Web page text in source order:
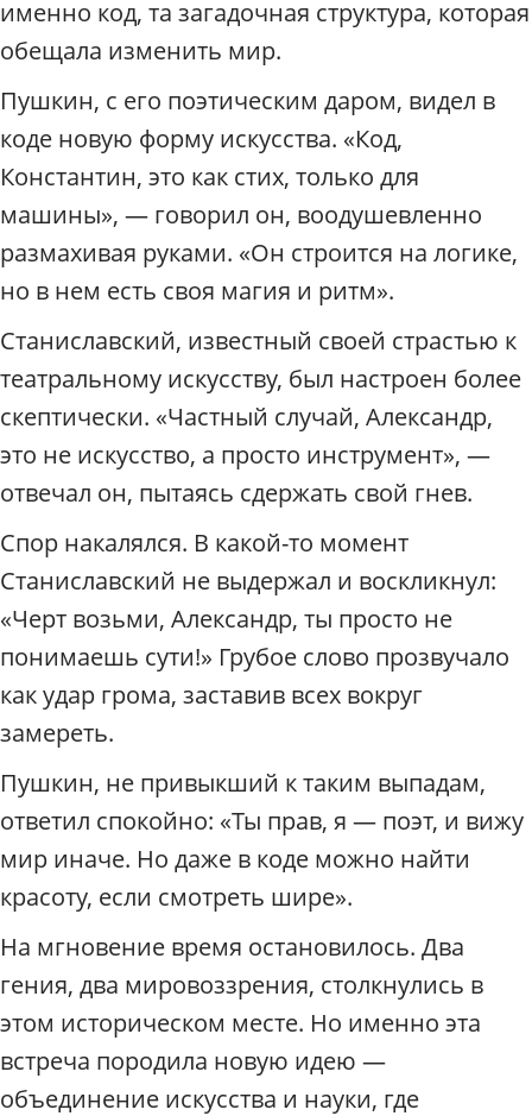
именно код, та загадочная структура, которая
обещала изменить мир.
Пушкин, с его поэтическим даром, видел в
коде новую форму искусства. «Код,
Константин, это как стих, только для
машины», — говорил он, воодушевленно
размахивая руками. «Он строится на логике,
но в нем есть своя магия и ритм».
Станиславский, известный своей страстью к
театральному искусству, был настроен более
скептически. «Частный случай, Александр,
это не искусство, а просто инструмент», —
отвечал он, пытаясь сдержать свой гнев.
Спор накалялся. В какой-то момент
Станиславский не выдержал и воскликнул:
«Черт возьми, Александр, ты просто не
понимаешь сути!» Грубое слово прозвучало
как удар грома, заставив всех вокруг
замереть.
Пушкин, не привыкший к таким выпадам,
ответил спокойно: «Ты прав, я — поэт, и вижу
мир иначе. Но даже в коде можно найти
красоту, если смотреть шире».
На мгновение время остановилось. Два
гения, два мировоззрения, столкнулись в
этом историческом месте. Но именно эта
встреча породила новую идею —
объединение искусства и науки, где